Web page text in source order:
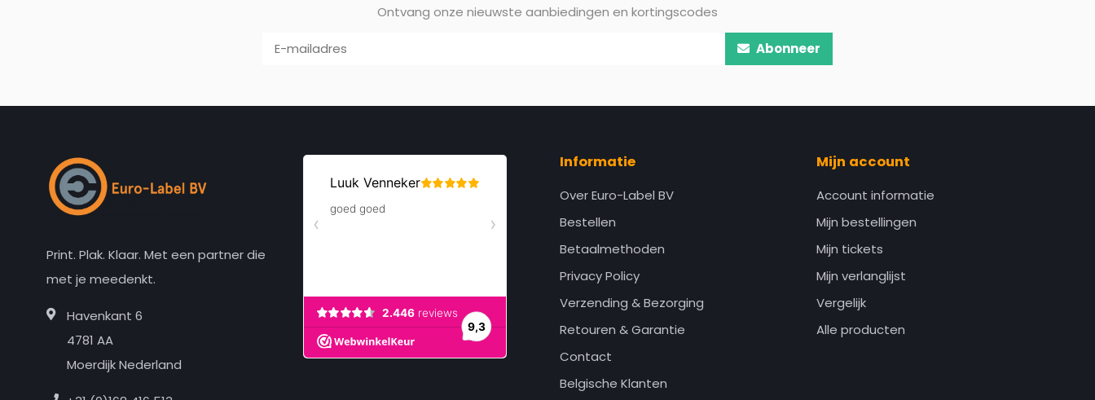
Ontvang onze nieuwste aanbiedingen en kortingscodes
Abonneer
Print. Plak. Klaar. Met een partner die
met je meedenkt.
Havenkant 6
4781 AA
Moerdijk Nederland
Informatie
Over Euro-Label BV
Bestellen
Betaalmethoden
Privacy Policy
Verzending & Bezorging
Retouren & Garantie
Contact
Belgische Klanten
Mijn account
Account informatie
Mijn bestellingen
Mijn tickets
Mijn verlanglijst
Vergelijk
Alle producten